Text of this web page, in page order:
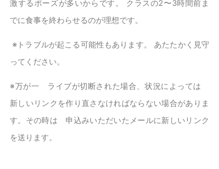
激するポーズが多いからです。 クラスの2〜3時間前ま
でに食事を終わらせるのが理想です。
※トラブルが起こる可能性もあります。 あたたかく見守
ってください。
※万が一 ライブが切断された場合、状況によっては
新しいリンクを作り直さなければならない場合がありま
す。その時は 申込みいただいたメールに新しいリンク
を送ります。